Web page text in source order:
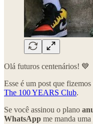
Olá futuros centenários! 💙
Esse é um post que
The 100 YEARS Club.
Se você assinou o plano
WhatsApp me manda